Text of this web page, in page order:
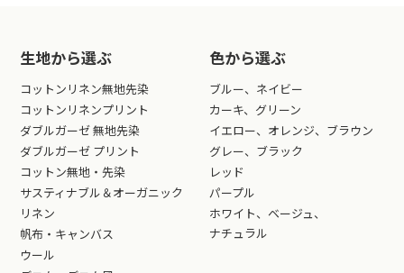
生地から選ぶ
コットンリネン無地先染
コットンリネンプリント
ダブルガーゼ 無地先染
ダブルガーゼ プリント
コットン無地・先染
サスティナブル＆オーガニック
リネン
帆布・キャンバス
ウール
色から選ぶ
ブルー、ネイビー
カーキ、グリーン
イエロー、オレンジ、ブラウン
グレー、ブラック
レッド
パープル
ホワイト、ベージュ、
ナチュラル